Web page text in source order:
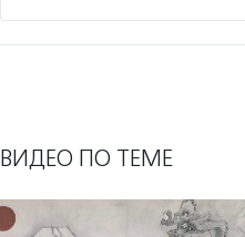
ВИДЕО ПО ТЕМЕ